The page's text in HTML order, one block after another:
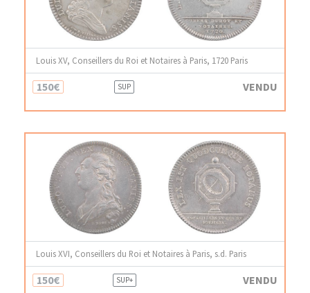
Louis XV, Conseillers du Roi et Notaires à Paris, 1720 Paris
150€ SUP VENDU
Louis XVI, Conseillers du Roi et Notaires à Paris, s.d. Paris
150€ SUP+ VENDU